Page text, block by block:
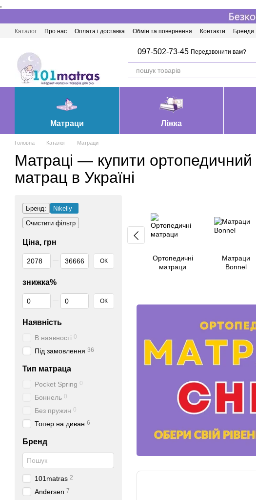
Каталог Про нас Оплата і доставка Обмін та повернення Контакти Бренди
097-502-73-45 Передзвонити вам?
Матраци Ліжка
Головна Каталог Матраци
Матраці — купити ортопедичний
матрац в Україні
Ортопедичні
матраци
Матраци
Bonnel
Бренд:
Nikelly
Очистити фільтр
Ціна, грн
Від Ціна, грн
До Ціна, грн ОК
знижка%
Від знижка%
До знижка% ОК
Наявність
В наявності 0
Під замовлення 36
Тип матраца
Pocket Spring 0
Боннель 0
Без пружин 0
Топер на диван 6
Бренд
101matras 2
Andersen 7